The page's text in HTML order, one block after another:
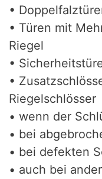
•
• Türen mit
Riegel
•
•
Riegelschlösser
• wenn der
• bei
• bei defekten
• auch bei